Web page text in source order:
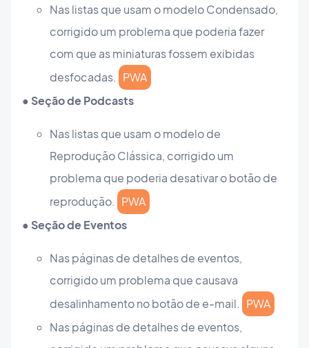
Nas listas que usam o modelo Condensado,
corrigido um problema que poderia fazer
com que as miniaturas fossem exibidas
desfocadas. PWA
● Seção de Podcasts
Nas listas que usam o modelo de
Reprodução Clássica, corrigido um
problema que poderia desativar o botão de
reprodução. PWA
● Seção de Eventos
Nas páginas de detalhes de eventos,
corrigido um problema que causava
desalinhamento no botão de e-mail. PWA
Nas páginas de detalhes de eventos,